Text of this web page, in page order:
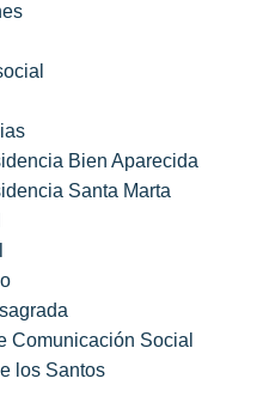
Bien Aparecida
Santa Marta
Comunicación Social
los Santos